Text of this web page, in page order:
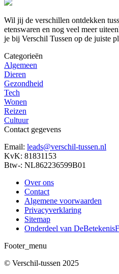
Wil jij de verschillen ontdekken
etenswaren en nog veel meer
je bij Verschil Tussen op de juiste
Categorieën
Algemeen
Dieren
Gezondheid
Tech
Wonen
Reizen
Cultuur
Contact gegevens
Email: leads@verschil-tussen.nl
KvK: 81831153
Btw-: NL862236599B01
Over ons
Contact
Algemene voorwaarden
Privacyverklaring
Sitemap
Onderdeel van
Footer_menu
© Verschil-tussen 2025